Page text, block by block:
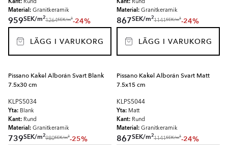
Rund
Material: Granitkeramik
959SEK/m2
1264SEK/m2-24%
LÄGG I VARUKORG
Rund
Material: Granitkeramik
867SEK/m2
1141SEK/m2-24%
LÄGG I VARUKORG
Pissano Kakel Alborán Svart Blank
7.5x30 cm
KLPS5034
Yta: Blank
Kant: Rund
Material: Granitkeramik
739SEK/m2
980SEK/m2-25%
Pissano Kakel Alborán Svart Matt
7.5x15 cm
KLPS5044
Yta: Matt
Kant: Rund
Material: Granitkeramik
867SEK/m2
1141SEK/m2-24%